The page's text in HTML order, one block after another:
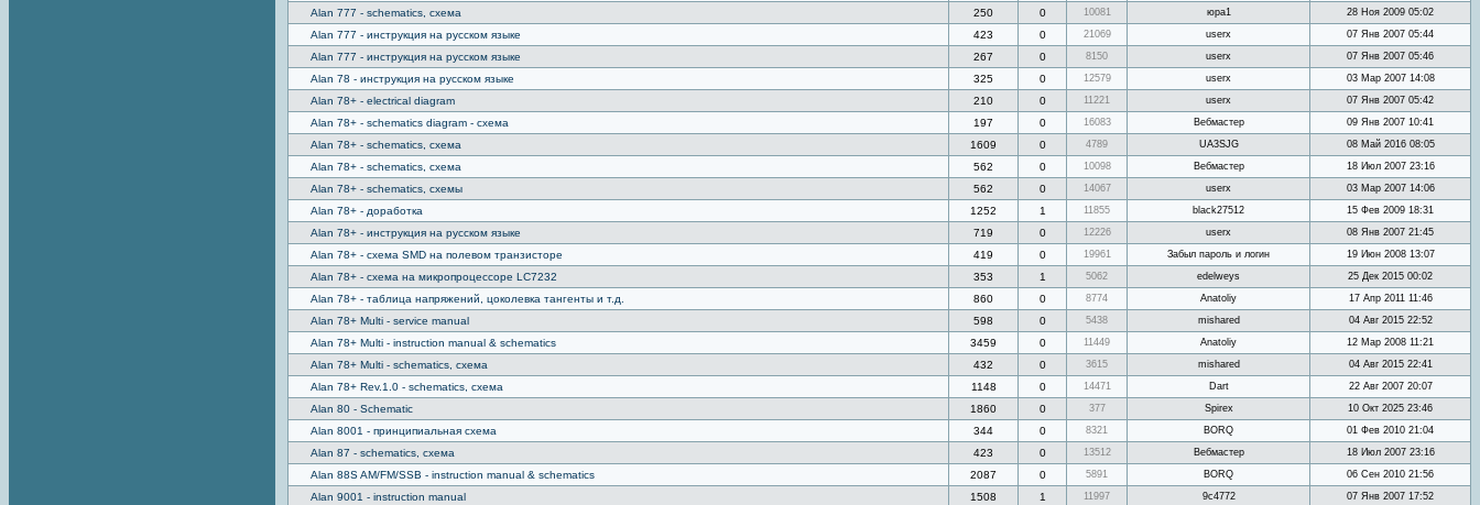
Alan 777 - schematics, схема 250 0 10081 юра1 28 Ноя 2009 05:02
Alan 777 - инструкция на русском языке 423 0 21069 userx 07 Янв 2007 05:44
Alan 777 - инструкция на русском языке 267 0 8150 userx 07 Янв 2007 05:46
Alan 78 - инструкция на русском языке 325 0 12579 userx 03 Мар 2007 14:08
Alan 78+ - electrical diagram 210 0 11221 userx 07 Янв 2007 05:42
Alan 78+ - schematics diagram - схема 197 0 16083 Вебмастер 09 Янв 2007 10:41
Alan 78+ - schematics, схема 1609 0 4789 UA3SJG 08 Май 2016 08:05
Alan 78+ - schematics, схема 562 0 10098 Вебмастер 18 Июл 2007 23:16
Alan 78+ - schematics, схемы 562 0 14067 userx 03 Мар 2007 14:06
Alan 78+ - доработка 1252 1 11855 black27512 15 Фев 2009 18:31
Alan 78+ - инструкция на русском языке 719 0 12226 userx 08 Янв 2007 21:45
Alan 78+ - схема SMD на полевом транзисторе 419 0 19961 Забыл пароль и логин 19 Июн 2008 13:07
Alan 78+ - схема на микропроцессоре LC7232 353 1 5062 edelweys 25 Дек 2015 00:02
Alan 78+ - таблица напряжений, цоколевка тангенты и т.д. 860 0 8774 Anatoliy 17 Апр 2011 11:46
Alan 78+ Multi - service manual 598 0 5438 mishared 04 Авг 2015 22:52
Alan 78+ Multi - instruction manual & schematics 3459 0 11449 Anatoliy 12 Мар 2008 11:21
Alan 78+ Multi - schematics, схема 432 0 3615 mishared 04 Авг 2015 22:41
Alan 78+ Rev.1.0 - schematics, схема 1148 0 14471 Dart 22 Авг 2007 20:07
Alan 80 - Schematic 1860 0 377 Spirex 10 Окт 2025 23:46
Alan 8001 - принципиальная схема 344 0 8321 BORQ 01 Фев 2010 21:04
Alan 87 - schematics, схема 423 0 13512 Вебмастер 18 Июл 2007 23:16
Alan 88S AM/FM/SSB - instruction manual & schematics 2087 0 5891 BORQ 06 Сен 2010 21:56
Alan 9001 - instruction manual 1508 1 11997 9c4772 07 Янв 2007 17:52